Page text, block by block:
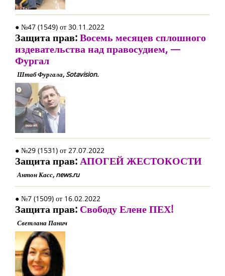
● №47 (1549) от 30.11.2022
Защита прав:Восемь месяцев сплошного
издевательства над правосудием, —
Фургал
Штаб Фургала, Sotavision.
● №29 (1531) от 27.07.2022
Защита прав:АПОГЕЙ ЖЕСТОКОСТИ
Антон Касс, news.ru
● №7 (1509) от 16.02.2022
Защита прав: Свободу Елене ПЕХ!
Светлана Панич